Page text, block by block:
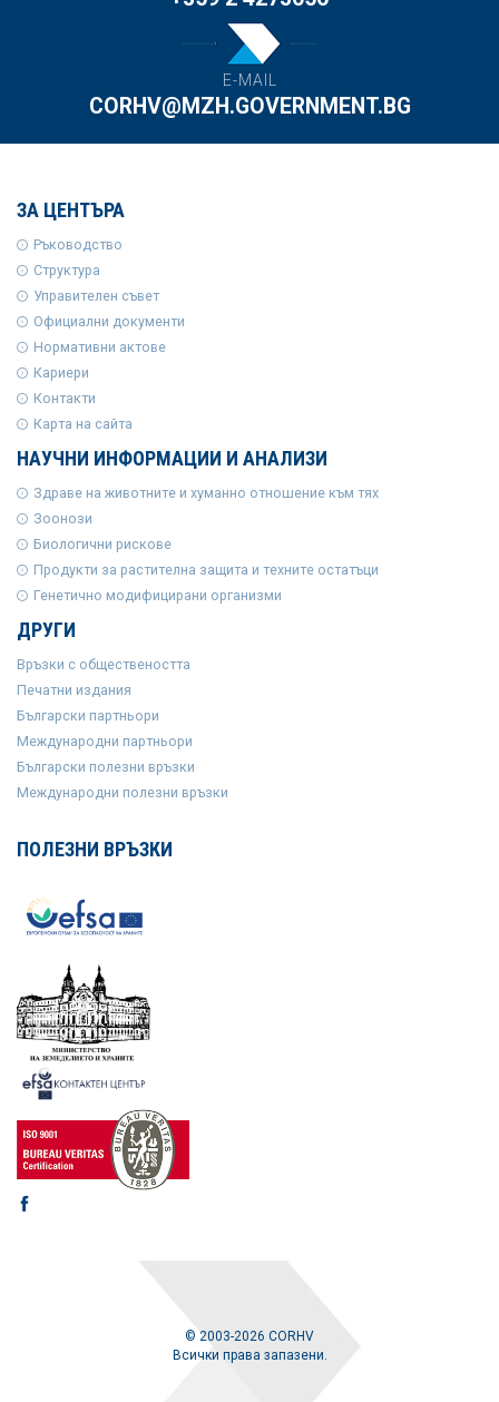
E-MAIL
CORHV@MZH.GOVERNMENT.BG
ЗА ЦЕНТЪРА
Ръководство
Структура
Управителен съвет
Официални документи
Нормативни актове
Кариери
Контакти
Карта на сайта
НАУЧНИ ИНФОРМАЦИИ И АНАЛИЗИ
Здраве на животните и хуманно отношение към тях
Зоонози
Биологични рискове
Продукти за растителна защита и техните остатъци
Генетично модифицирани организми
ДРУГИ
Връзки с обществеността
Печатни издания
Български партньори
Международни партньори
Български полезни връзки
Международни полезни връзки
ПОЛЕЗНИ ВРЪЗКИ
© 2003-2026 CORHV
Всички права запазени.